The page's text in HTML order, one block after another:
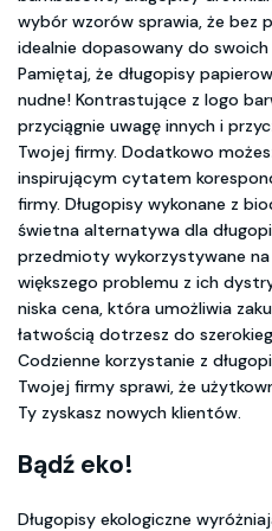
wybór wzorów sprawia, że bez
idealnie dopasowany do
Pamiętaj, że długopisy
nudne! Kontrastujące z logo
przyciągnie uwagę innych i
Twojej firmy. Dodatkowo
inspirującym cytatem
firmy. Długopisy wykonane z
świetna alternatywa dla
przedmioty wykorzystywane
większego problemu z ich
niska cena, która umożliwia
łatwością dotrzesz do
Codzienne korzystanie z
Twojej firmy sprawi, że
Ty zyskasz nowych klientów.
Bądź eko!
Długopisy ekologiczne